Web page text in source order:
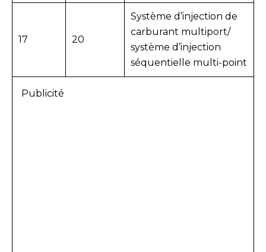
17 20
Système d’injection de
carburant multiport/
système d’injection
séquentielle multi-point
Publicité